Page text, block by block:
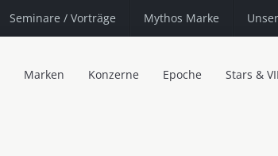
Seminare / Vorträge Mythos Marke
Marken Konzerne Epoche Stars &